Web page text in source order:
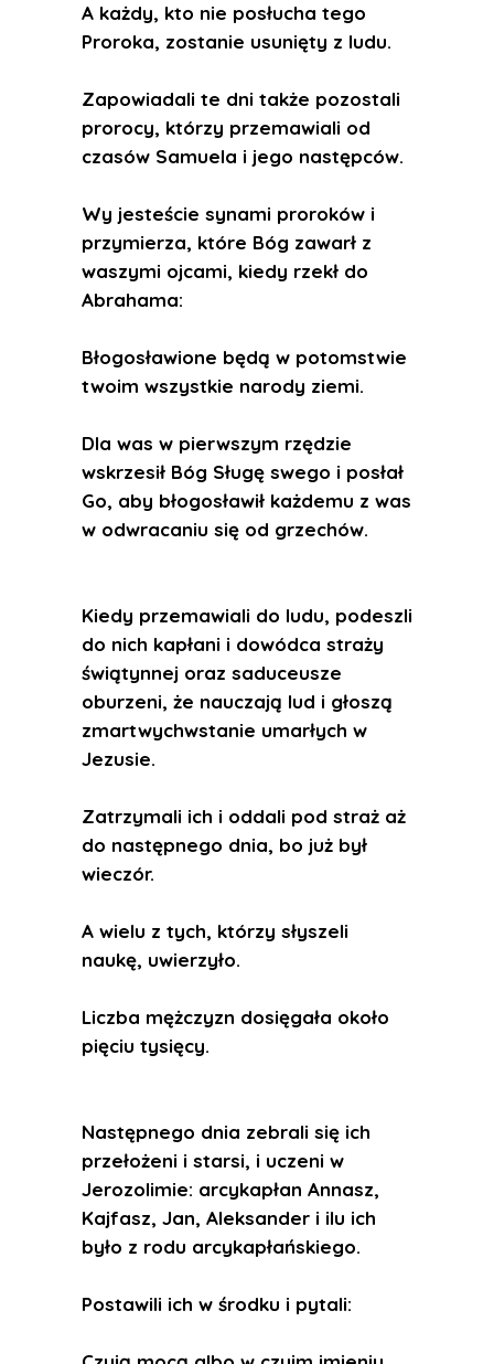
A każdy, kto nie posłucha tego
Proroka, zostanie usunięty z ludu.
Zapowiadali te dni także pozostali
prorocy, którzy przemawiali od
czasów Samuela i jego następców.
Wy jesteście synami proroków i
przymierza, które Bóg zawarł z
waszymi ojcami, kiedy rzekł do
Abrahama:
Błogosławione będą w potomstwie
twoim wszystkie narody ziemi.
Dla was w pierwszym rzędzie
wskrzesił Bóg Sługę swego i posłał
Go, aby błogosławił każdemu z was
w odwracaniu się od grzechów.
Kiedy przemawiali do ludu, podeszli
do nich kapłani i dowódca straży
świątynnej oraz saduceusze
oburzeni, że nauczają lud i głoszą
zmartwychwstanie umarłych w
Jezusie.
Zatrzymali ich i oddali pod straż aż
do następnego dnia, bo już był
wieczór.
A wielu z tych, którzy słyszeli
naukę, uwierzyło.
Liczba mężczyzn dosięgała około
pięciu tysięcy.
Następnego dnia zebrali się ich
przełożeni i starsi, i uczeni w
Jerozolimie: arcykapłan Annasz,
Kajfasz, Jan, Aleksander i ilu ich
było z rodu arcykapłańskiego.
Postawili ich w środku i pytali: